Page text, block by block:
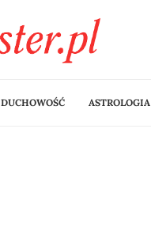
DUCHOWOŚĆ ASTROLOGIA